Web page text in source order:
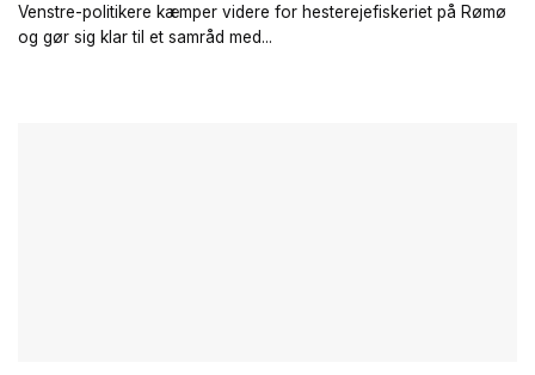
Venstre-politikere kæmper videre for hesterejefiskeriet på Rømø
og gør sig klar til et samråd med...